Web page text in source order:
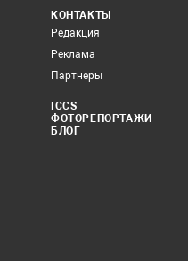
КОНТАКТЫ
Редакция
Реклама
Партнеры
ICCS
ФОТОРЕПОРТАЖИ
БЛОГ